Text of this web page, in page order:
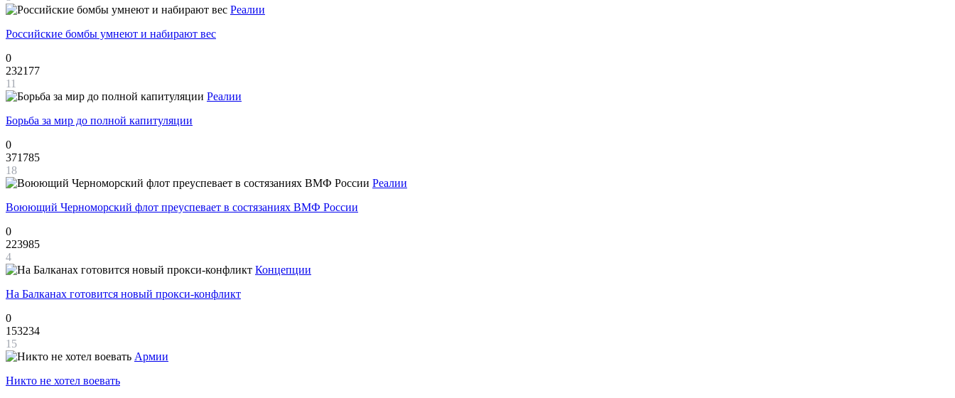
Реалии
Российские бомбы умнеют и набирают вес
0
232177
11
Реалии
Борьба за мир до полной капитуляции
0
371785
18
Реалии
Воюющий Черноморский флот преуспевает в состязаниях ВМФ России
0
223985
4
Концепции
На Балканах готовится новый прокси-конфликт
0
153234
15
Армии
Никто не хотел воевать